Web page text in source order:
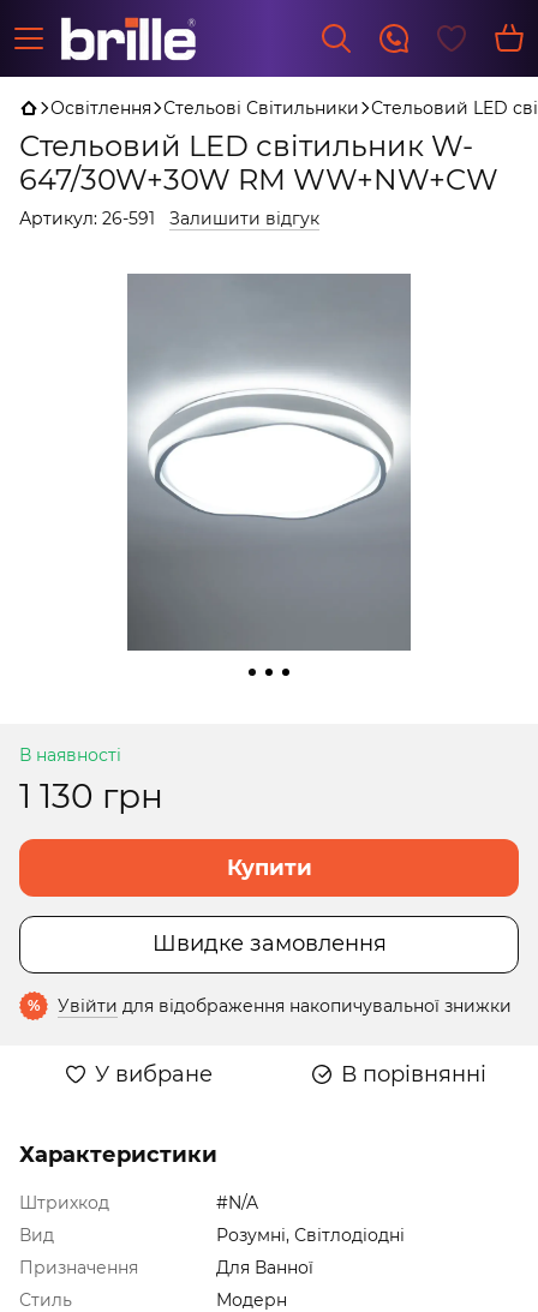
Освітлення Стельові Світильники Стельовий LED
Стельовий LED світильник W-
647/30W+30W RM WW+NW+CW
Артикул: 26-591 Залишити відгук
В наявності
1 130 грн
Купити
Швидке замовлення
% Увійти для відображення накопичувальної знижки
У вибране В порівнянні
Характеристики
Штрихкод
#N/A
Вид
Розумні, Світлодіодні
Призначення
Для Ванної
Стиль
Модерн